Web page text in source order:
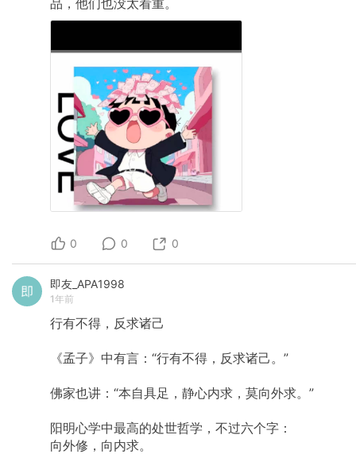
品，他们也没太看重。
0 0 0
即友_APA1998
1年前
行有不得，反求诸己
《孟子》中有言：“行有不得，反求诸己。”
佛家也讲：“本自具足，静心内求，莫向外求。”
阳明心学中最高的处世哲学，不过六个字：
向外修，向内求。